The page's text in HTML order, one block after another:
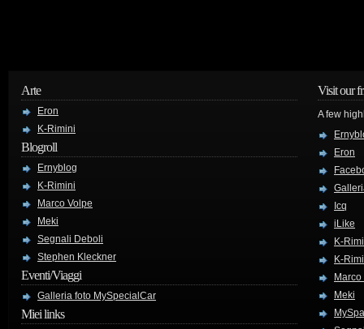
Arte
Eron
K-Rimini
Blogroll
Ernyblog
K-Rimini
Marco Volpe
Meki
Segnali Deboli
Stephen Kleckner
Eventi/Viaggi
Galleria foto MySpecialCar
Miei links
Visit our
A few
Eron
Icq
iLike
K-
K-
Meki